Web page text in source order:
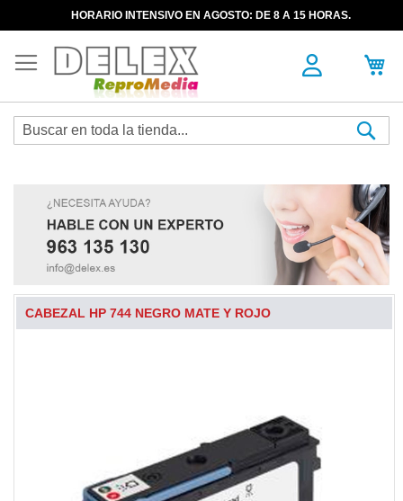
HORARIO INTENSIVO EN AGOSTO: DE 8 A 15 HORAS.
CABEZAL HP 744 NEGRO MATE Y ROJO